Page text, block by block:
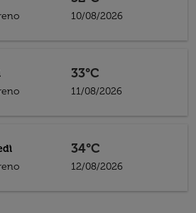
10/08/2026
33°C
11/08/2026
34°C
12/08/2026